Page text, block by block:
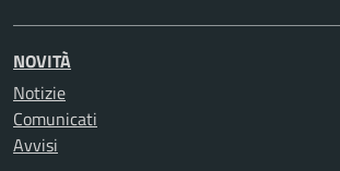
NOVITÀ
Notizie
Comunicati
Avvisi